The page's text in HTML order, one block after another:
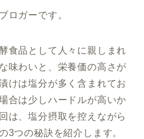
ロガーです。
食品として人々に親しまれ
味わいと、栄養価の高さが
けは塩分が多く含まれてお
合は少しハードルが高いか
は、塩分摂取を控えながら
3つの秘訣を紹介します。